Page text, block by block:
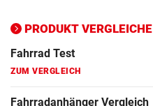
PRODUKT VERGLEICHE